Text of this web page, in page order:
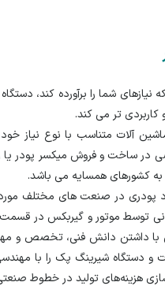
کاربردی تر می کند.
آلات متناسب با نوع نیاز
ساخت و فروش میکسر پودر یا
به کشورهای همسایه می باشد.
در صنعت های مختلف مورد
توسط موتور و گیربکس در
با داشتن دانش فنی، تخصص
و دستگاه شیرینگ پک را با
هزینه‌های تولید در خطوط